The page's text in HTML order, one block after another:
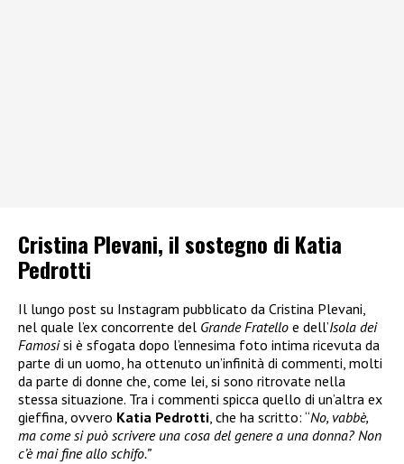
Cristina Plevani, il sostegno di Katia
Pedrotti
Il lungo post su Instagram pubblicato da Cristina Plevani,
nel quale l’ex concorrente del Grande Fratello e dell’Isola dei
Famosisi è sfogata dopo l’ennesima foto intima ricevuta da
parte di un uomo, ha ottenuto un’infinità di commenti, molti
da parte di donne che, come lei, si sono ritrovate nella
stessa situazione. Tra i commenti spicca quello di un’altra ex
gieffina, ovvero Katia Pedrotti, che ha scritto: “No, vabbè,
ma come si può scrivere una cosa del genere a una donna? Non
c’è mai fine allo schifo.”